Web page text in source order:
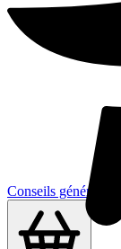
Conseils généraux